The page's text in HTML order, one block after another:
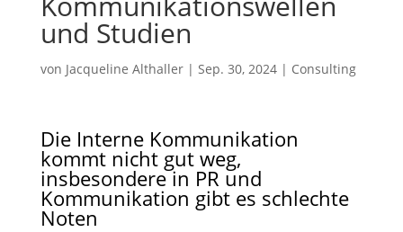
und Studien
von Jacqueline Althaller| Sep. 30, 2024| Consulting
Die Interne Kommunikation
kommt nicht gut weg,
insbesondere in PR und
Kommunikation gibt es schlechte
Noten